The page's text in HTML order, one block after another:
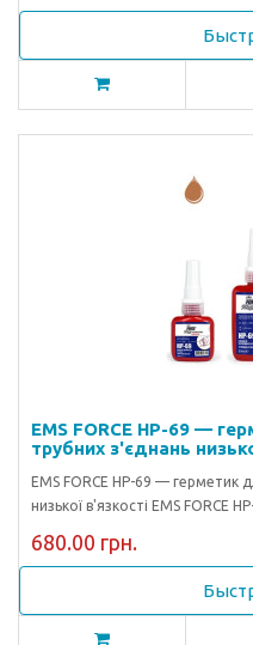
EMS FORCE HP-69 —
трубних з'єднань
EMS FORCE HP-69 — герметик
низької в'язкості EMS FORCE
680.00 грн.